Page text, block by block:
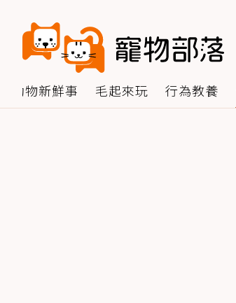
動物新鮮事 毛起來玩 行為教養